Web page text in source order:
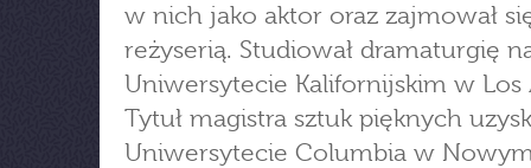
w nich jako aktor oraz zajmował
reżyserią. Studiował dramaturgię
Uniwersytecie Kalifornijskim w Los
Tytuł magistra sztuk pięknych
Uniwersytecie Columbia w